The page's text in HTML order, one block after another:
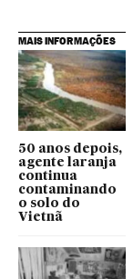
MAIS INFORMAÇÕES
50 anos depois,
agente laranja
continua
contaminando
o solo do
Vietnã